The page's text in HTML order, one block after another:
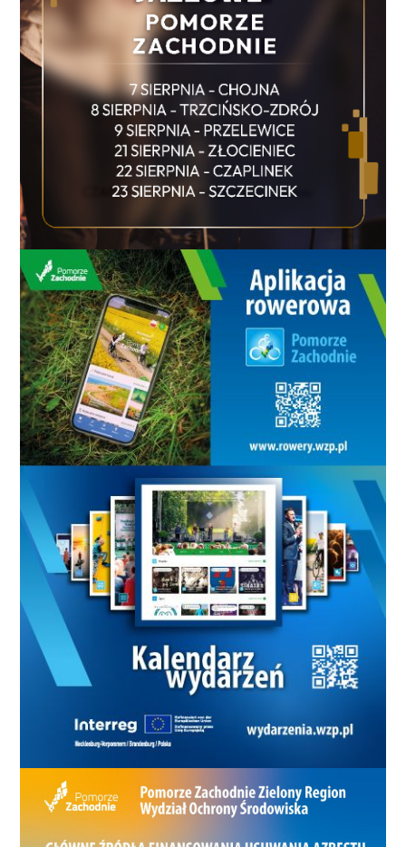
(2), G. Gajdziel 8 (1), D. Nastula 4, P.
Broda 0, NMC: M. Kawszyn 21, D.
Zawiślak 14, R. Gibaszek 8 (2), M.
Marcinowicz 2, M. Wróblewski 0,
M. Sugier 0, I DYWIZJA LIDER
KOSZALIN GMK – DOMAR
TARTAK 64:78 (22:15; 15:19; 14:23;
13:21;) LIDER KOSZALIN GMK: S.
Derliński 10, R. Grabski 9 (1), J. Król
7 (2), S. Jędrzejczak 4, Ł. Kaszuba 1,
W. Staszewski 0, DOMAR TATÓW:
P. Idziorek 17 (5), Ł. Żak 16, Ł.
Ciesielski 15 (2), M. Trzebiński 13, D.
Joskowski 9, S. Kudosz 7 (1), P.
Sulicki 1, IRON WARES –
KLUBOKAWIARNIA BLASZAK
53:83 (13:19; 9:21; 15:26; 16:17;) IRON
WARES: T. Skuza 20 (3), J. Grabias
18 (2), M. Felsztigier 6, A.
Steckiewicz 4, K. Różycki 3 (1), P.
Sak 2, R. Wojciechowski 0,
KLUBOKAWIARNIA BLASZAK: Ł.
Janota 16 (1), K. Kiwacz 11 (1), K.
Rywak 10 (2), M. Hampel 10, M.
Krzos 10, B. Dołasiński 8, D.
Schabek 7 (1), M. Podwałka 5 (1), P.
Dolata 4, M. Grzęda 2, DRUŻYNA
A – TFC BIAŁOGARD 57:72 (15:13;
15:16; 16:22; 11:21;) DRUŻYNA A: B.
Szor 19 (4), S. Kędzior 14 (2), O.
Jankowski 8 (1), B. Paluch 4, M.
Wyszomirski 4, A. Kniaź 3 (1), R.
P. Polowczyk 1, D. Majewski 0, TFC
BIAŁOGARD: D. Jackiewicz 16 (3),